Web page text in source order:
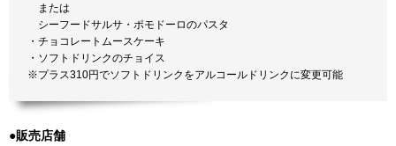
または
シーフードサルサ・ポモドーロのパスタ
・チョコレートムースケーキ
・ソフトドリンクのチョイス
※プラス310円でソフトドリンクをアルコールドリンクに変更可能
●販売店舗